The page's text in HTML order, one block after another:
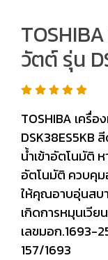
วัตต์ รุ่น
TOSHIBA เครื่
DSK38ES5KB
น้ำเข้าอัตโนมัติ
อัตโนมัติ ควบคุ
ให้คุณอาบอุ่นสบ
เกิดการหมุนเวี
เลขมอก.1693-
157/1693